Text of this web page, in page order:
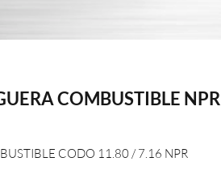
COMBUSTIBLE NPR
CODO 11.80 / 7.16 NPR